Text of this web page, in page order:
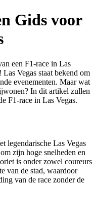
Gids voor
een F1-race in Las
Vegas staat bekend om
evenementen. Maar wat
In dit artikel zullen
F1-race in Las Vegas.
legendarische Las Vegas
zijn hoge snelheden en
is onder zowel coureurs
van de stad, waardoor
van de race zonder de